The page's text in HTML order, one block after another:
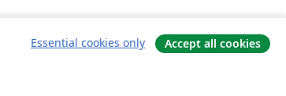
Essential cookies only Accept all cookies